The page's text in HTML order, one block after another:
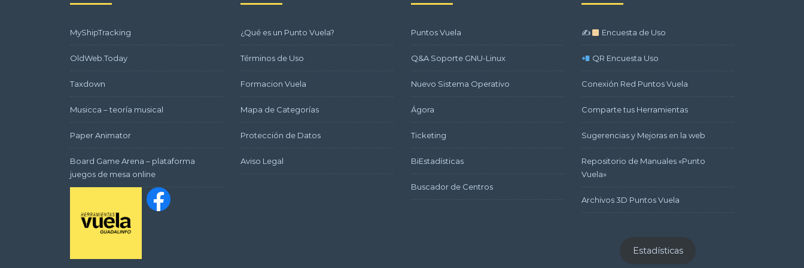
MyShipTracking
OldWeb.Today
Taxdown
Musicca – teoría musical
Paper Animator
Board Game Arena – plataforma
juegos de mesa online
¿Qué es un Punto Vuela?
Términos de Uso
Formacion Vuela
Mapa de Categorías
Protección de Datos
Aviso Legal
Puntos Vuela
Q&A Soporte GNU-Linux
Nuevo Sistema Operativo
Ágora
Ticketing
BiEstadísticas
Buscador de Centros
✍ Encuesta de Uso
QR Encuesta Uso
Conexión Red Puntos Vuela
Comparte tus Herramientas
Sugerencias y Mejoras en la web
Repositorio de Manuales «Punto
Vuela»
Archivos 3D Puntos Vuela
Estadísticas